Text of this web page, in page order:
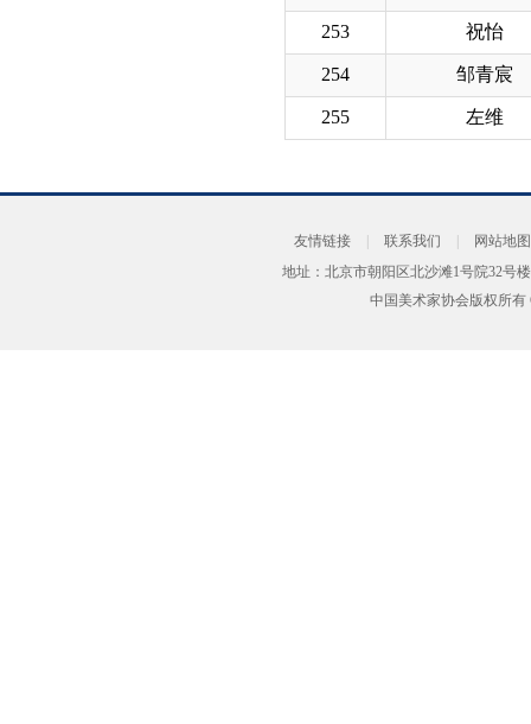
253 祝怡
254 邹青宸
255 左维
友情链接 联系我们
网站地图
地址：北京市朝阳区北沙滩1号院32号
中国美术家协会版权所有